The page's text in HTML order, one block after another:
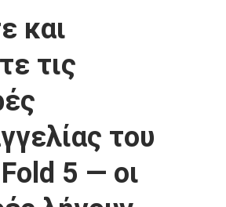
και
τις
του
5 — οι